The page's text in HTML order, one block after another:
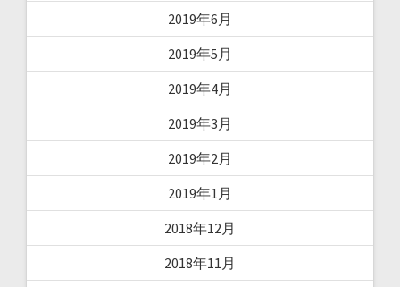
2019年6月
2019年5月
2019年4月
2019年3月
2019年2月
2019年1月
2018年12月
2018年11月